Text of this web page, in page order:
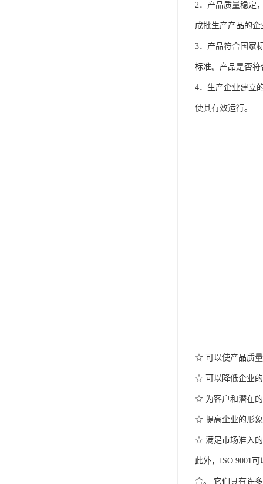
2．产品质量稳定
成批生产产品的企
3．产品符合国家
标准。产品是否符
4．生产企业建立
使其有效运行。
☆ 可以使产品质量
☆ 可以降低企业的
☆ 为客户和潜在的
☆ 提高企业的形象
☆ 满足市场准入的
此外，ISO 9001
合。 它们具有许